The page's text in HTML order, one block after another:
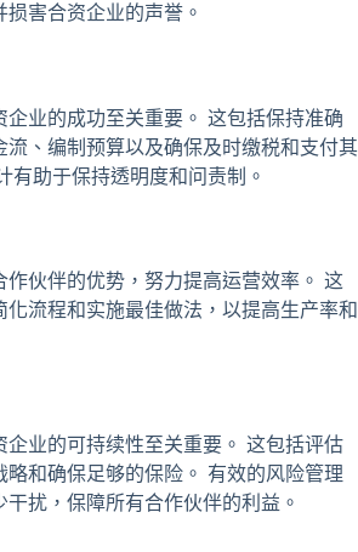
害合资企业的声誉。
企业的成功至关重要。 这包括保持准确
流、编制预算以及确保及时缴税和支付其
有助于保持透明度和问责制。
作伙伴的优势，努力提高运营效率。 这
流程和实施最佳做法，以提高生产率和
企业的可持续性至关重要。 这包括评估
略和确保足够的保险。 有效的风险管理
扰，保障所有合作伙伴的利益。